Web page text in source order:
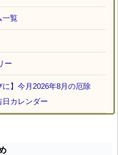
一覧
ー
に】今月2026年8月の厄除
日カレンダー